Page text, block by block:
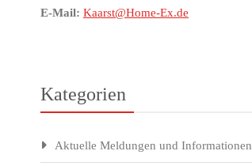
E-Mail: Kaarst@Home-Ex.de
Kategorien
Aktuelle Meldungen und Informationen